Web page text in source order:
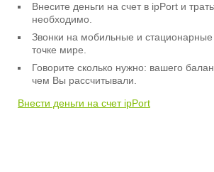
Внесите деньги на счет в ipPort и
необходимо.
Звонки на мобильные и
точке мире.
Говорите сколько нужно: вашего
чем Вы рассчитывали.
Внести деньги на счет ipPort